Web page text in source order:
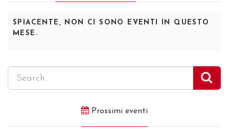
SPIACENTE, NON CI SONO EVENTI IN QUESTO
MESE.
Prossimi eventi